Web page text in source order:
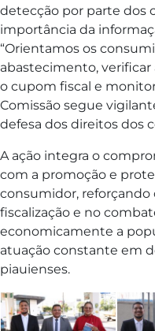
detecção por parte dos
importância da
“Orientamos os
abastecimento,
o cupom fiscal e
Comissão segue
defesa dos direitos dos
A ação integra o
com a promoção e
consumidor, reforçando
fiscalização e no
economicamente a
atuação constante em
piauienses.